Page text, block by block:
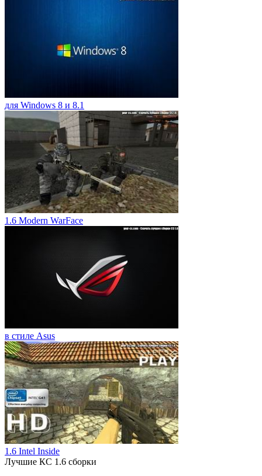
для Windows 8 и 8.1
1.6 Modern WarFace
в стиле Asus
1.6 Intel Inside
Лучшие КС 1.6 сборки